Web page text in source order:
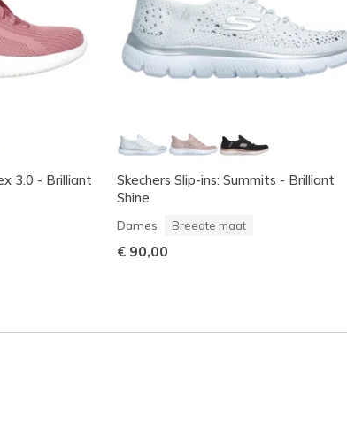
3.0 - Brilliant
Skechers Slip-ins: Summits - Brilliant
Shine
Dames Breedte maat
€ 90,00